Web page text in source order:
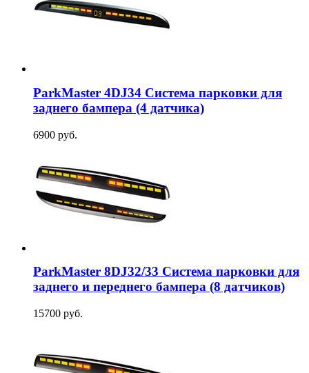
ParkMaster 4DJ34 Система парковки для
заднего бампера (4 датчика)
6900 руб.
ParkMaster 8DJ32/33 Система парковки для
заднего и переднего бампера (8 датчиков)
15700 руб.